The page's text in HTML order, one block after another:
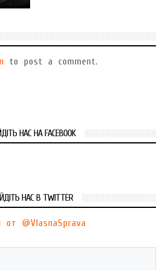
to post a comment.
НАС НА FACEBOOK
НАС В TWITTER
от @VlasnaSprava